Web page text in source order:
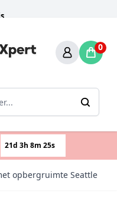
0
21d 3h 8m 24s
opbergruimte Seattle